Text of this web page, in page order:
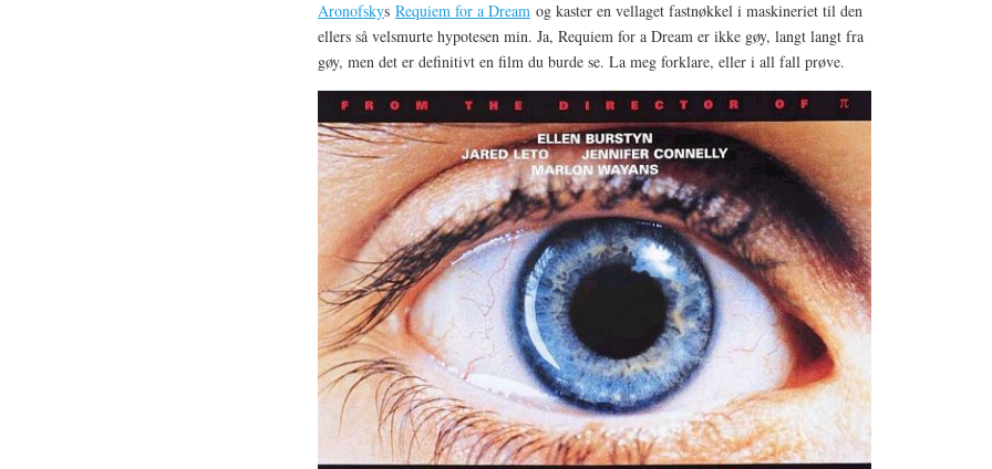
Aronofskys Requiem for a Dreamog kaster en vellaget fastnøkkel i maskineriet til den
ellers så velsmurte hypotesen min. Ja, Requiem for a Dream er ikke gøy, langt langt fra
gøy, men det er definitivt en film du burde se. La meg forklare, eller i all fall prøve.